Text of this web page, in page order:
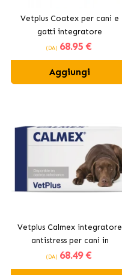
Vetplus Coatex per cani e
gatti integratore
dermatologico in capsule
(DA) 68.95 €
Aggiungi
Vetplus Calmex integratore
antistress per cani in
compresse
(DA) 68.49 €